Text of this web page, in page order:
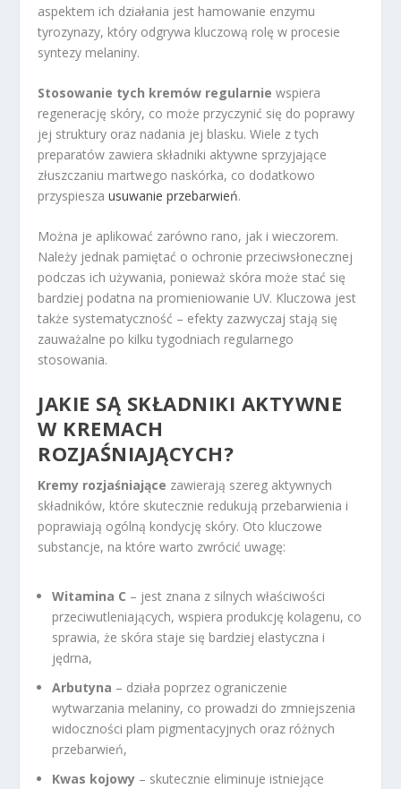
aspektem ich działania jest hamowanie enzymu
tyrozynazy, który odgrywa kluczową rolę w procesie
syntezy melaniny.
Stosowanie tych kremów regularnie wspiera
regenerację skóry, co może przyczynić się do poprawy
jej struktury oraz nadania jej blasku. Wiele z tych
preparatów zawiera składniki aktywne sprzyjające
złuszczaniu martwego naskórka, co dodatkowo
przyspieszausuwanie przebarwień.
Można je aplikować zarówno rano, jak i wieczorem.
Należy jednak pamiętać o ochronie przeciwsłonecznej
podczas ich używania, ponieważ skóra może stać się
bardziej podatna na promieniowanie UV. Kluczowa jest
także systematyczność – efekty zazwyczaj stają się
zauważalne po kilku tygodniach regularnego
stosowania.
JAKIE SĄ SKŁADNIKI AKTYWNE
W KREMACH
ROZJAŚNIAJĄCYCH?
Kremy rozjaśniające zawierają szereg aktywnych
składników, które skutecznie redukują przebarwienia i
poprawiają ogólną kondycję skóry. Oto kluczowe
substancje, na które warto zwrócić uwagę:
Witamina C – jest znana z silnych właściwości
przeciwutleniających, wspiera produkcję kolagenu, co
sprawia, że skóra staje się bardziej elastyczna i
jędrna,
Arbutyna – działa poprzez ograniczenie
wytwarzania melaniny, co prowadzi do zmniejszenia
widoczności plam pigmentacyjnych oraz różnych
przebarwień,
Kwas kojowy – skutecznie eliminuje istniejące